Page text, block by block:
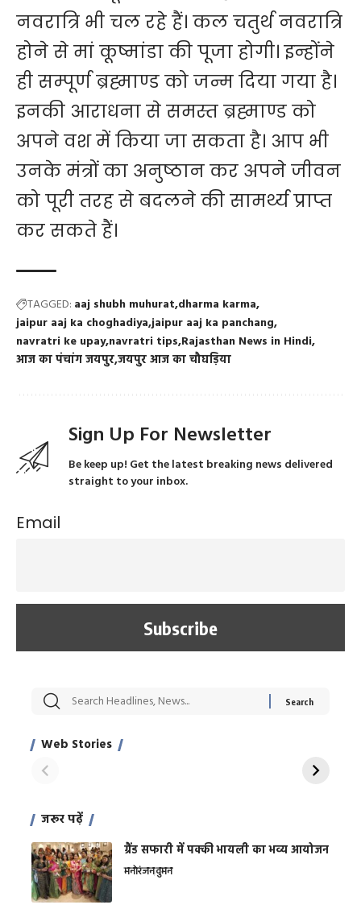
नवरात्रि भी चल रहे हैं। कल चतुर्थ नवरात्रि
होने से मां कूष्मांडा की पूजा होगी। इन्होंने
ही सम्पूर्ण ब्रह्माण्ड को जन्म दिया गया है।
इनकी आराधना से समस्त ब्रह्माण्ड को
अपने वश में किया जा सकता है। आप भी
उनके मंत्रों का अनुष्ठान कर अपने जीवन
को पूरी तरह से बदलने की सामर्थ्य प्राप्त
कर सकते हैं।
TAGGED: aaj shubh muhurat dharma karma
jaipur aaj ka choghadiya jaipur aaj ka panchang
navratri ke upay navratri tips Rajasthan News in Hindi
आज का पंचांग जयपुरजयपुर आज का चौघड़िया
Sign Up For Newsletter
Be keep up! Get the latest breaking news delivered
straight to your inbox.
Email
Web Stories
सट्टेबाजी में अरेस्ट हुए
साहिल खान
रोज एक कच्चे लहसुन
जरूर पढ़ें
ग्रैंड सफारी में पक्की भायली का भव्य आयोजन
मनोरंजनवुमन